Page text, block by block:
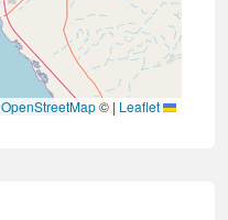
|
©
OpenStreetMap